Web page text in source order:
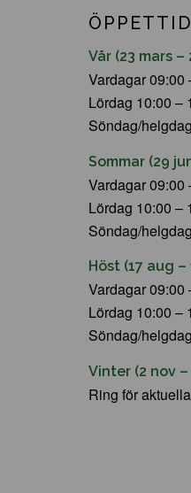
Vår (23 mars –
Vardagar 09:00
Lördag 10:00 –
Söndag/
Sommar (29
Vardagar 09:00
Lördag 10:00 –
Söndag/
Höst (17 aug –
Vardagar 09:00
Lördag 10:00 –
Söndag/
Vinter (2 nov –
Ring för